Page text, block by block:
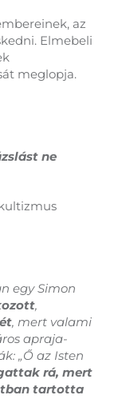
az
Elmebeli
meglopja.
ne
egy Simon
,
, mert valami
apraja-
„Ő az Isten
rá, mert
tartotta